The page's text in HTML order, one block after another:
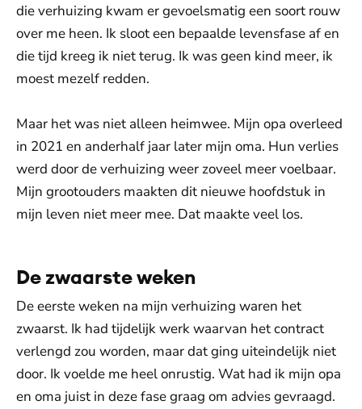
die verhuizing kwam er gevoelsmatig een soort rouw
over me heen. Ik sloot een bepaalde levensfase af en
die tijd kreeg ik niet terug. Ik was geen kind meer, ik
moest mezelf redden.
Maar het was niet alleen heimwee. Mijn opa overleed
in 2021 en anderhalf jaar later mijn oma. Hun verlies
werd door de verhuizing weer zoveel meer voelbaar.
Mijn grootouders maakten dit nieuwe hoofdstuk in
mijn leven niet meer mee. Dat maakte veel los.
De zwaarste weken
De eerste weken na mijn verhuizing waren het
zwaarst. Ik had tijdelijk werk waarvan het contract
verlengd zou worden, maar dat ging uiteindelijk niet
door. Ik voelde me heel onrustig. Wat had ik mijn opa
en oma juist in deze fase graag om advies gevraagd.